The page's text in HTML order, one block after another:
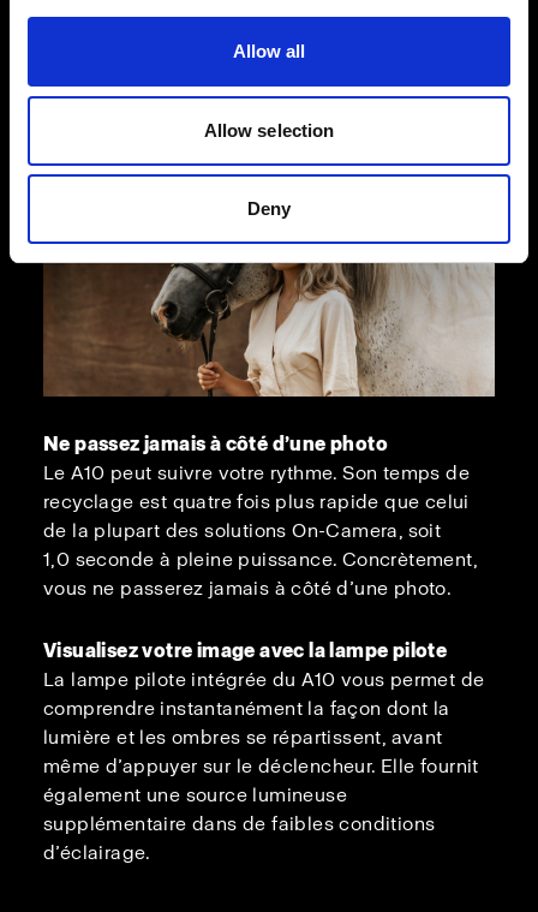
Allow all
Allow selection
Deny
crainte.
Ne passez jamais à côté d’une photo
Le A10 peut suivre votre rythme. Son temps de
recyclage est quatre fois plus rapide que celui
de la plupart des solutions On-Camera, soit
1,0 seconde à pleine puissance. Concrètement,
vous ne passerez jamais à côté d’une photo.
Visualisez votre image avec la lampe pilote
La lampe pilote intégrée du A10 vous permet de
comprendre instantanément la façon dont la
lumière et les ombres se répartissent, avant
même d’appuyer sur le déclencheur. Elle fournit
également une source lumineuse
supplémentaire dans de faibles conditions
d’éclairage.